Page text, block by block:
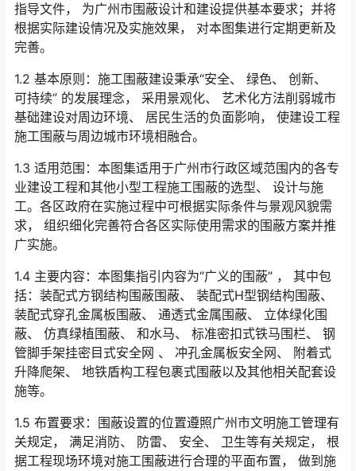
指导文件， 为广州市围蔽设计和建设提供基本要求；并将
根据实际建设情况及实施效果， 对本图集进行定期更新及
完善。
1.2 基本原则：施工围蔽建设秉承“安全、 绿色、 创新、
可持续” 的发展理念， 采用景观化、 艺术化方法削弱城市
基础建设对周边环境、 居民生活的负面影响， 使建设工程
施工围蔽与周边城市环境相融合。
1.3 适用范围：本图集适用于广州市行政区域范围内的各专
业建设工程和其他小型工程施工围蔽的选型、 设计与施
工。各区政府在实施过程中可根据实际条件与景观风貌需
求， 组织细化完善符合各区实际使用需求的围蔽方案并推
广实施。
1.4 主要内容：本图集指引内容为“广义的围蔽” ， 其中包
括：装配式方钢结构围蔽围蔽、 装配式H型钢结构围蔽、
装配式穿孔金属板围蔽、 通透式金属围蔽、 立体绿化围
蔽、 仿真绿植围蔽、 和水马、 标准密扣式铁马围栏、 钢
管脚手架挂密目式安全网 、 冲孔金属板安全网、 附着式
升降爬架、 地铁盾构工程包裹式围蔽以及其他相关配套设
施等。
1.5 布置要求：围蔽设置的位置遵照广州市文明施工管理有
关规定， 满足消防、 防雷、 安全、 卫生等有关规定， 根
据工程现场环境对施工围蔽进行合理的平面布置， 做到施